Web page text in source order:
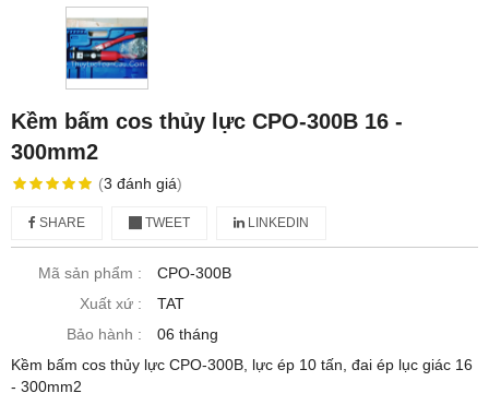
Kềm bấm cos thủy lực CPO-300B 16 -
300mm2
(3 đánh giá)
SHARE TWEET LINKEDIN
Mã sản phẩm :
CPO-300B
Xuất xứ :
TAT
Bảo hành :
06 tháng
Kềm bấm cos thủy lực CPO-300B, lực ép 10 tấn, đai ép lục giác 16
- 300mm2